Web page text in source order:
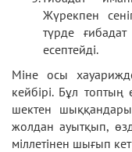
Жүрекпен
түрде
есептейді.
Міне осы
кейбірі. Бұл
шектен
жолдан ауытқып,
міллетінен шығып